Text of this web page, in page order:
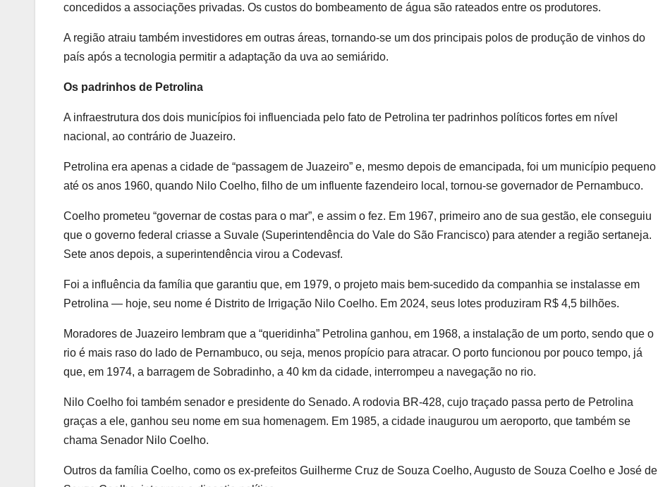
concedidos a associações privadas. Os custos do bombeamento de água são rateados entre os produtores.
A região atraiu também investidores em outras áreas, tornando-se um dos principais polos de produção de vinhos do
país após a tecnologia permitir a adaptação da uva ao semiárido.
Os padrinhos de Petrolina
A infraestrutura dos dois municípios foi influenciada pelo fato de Petrolina ter padrinhos políticos fortes em nível
nacional, ao contrário de Juazeiro.
Petrolina era apenas a cidade de “passagem de Juazeiro” e, mesmo depois de emancipada, foi um município pequeno
até os anos 1960, quando Nilo Coelho, filho de um influente fazendeiro local, tornou-se governador de Pernambuco.
Coelho prometeu “governar de costas para o mar”, e assim o fez. Em 1967, primeiro ano de sua gestão, ele conseguiu
que o governo federal criasse a Suvale (Superintendência do Vale do São Francisco) para atender a região sertaneja.
Sete anos depois, a superintendência virou a Codevasf.
Foi a influência da família que garantiu que, em 1979, o projeto mais bem-sucedido da companhia se instalasse em
Petrolina — hoje, seu nome é Distrito de Irrigação Nilo Coelho. Em 2024, seus lotes produziram R$ 4,5 bilhões.
Moradores de Juazeiro lembram que a “queridinha” Petrolina ganhou, em 1968, a instalação de um porto, sendo que o
rio é mais raso do lado de Pernambuco, ou seja, menos propício para atracar. O porto funcionou por pouco tempo, já
que, em 1974, a barragem de Sobradinho, a 40 km da cidade, interrompeu a navegação no rio.
Nilo Coelho foi também senador e presidente do Senado. A rodovia BR-428, cujo traçado passa perto de Petrolina
graças a ele, ganhou seu nome em sua homenagem. Em 1985, a cidade inaugurou um aeroporto, que também se
chama Senador Nilo Coelho.
Outros da família Coelho, como os ex-prefeitos Guilherme Cruz de Souza Coelho, Augusto de Souza Coelho e José de